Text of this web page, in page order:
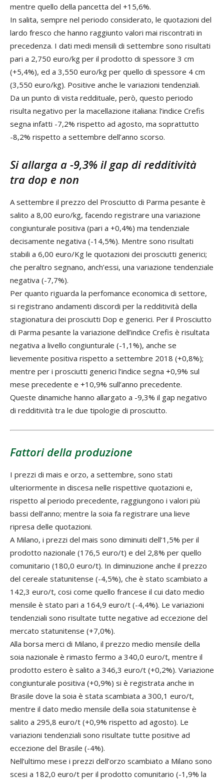
mentre quello della pancetta del +15,6%.
In salita, sempre nel periodo considerato, le quotazioni del
lardo fresco che hanno raggiunto valori mai riscontrati in
precedenza. I dati medi mensili di settembre sono risultati
pari a 2,750 euro/kg per il prodotto di spessore 3 cm
(+5,4%), ed a 3,550 euro/kg per quello di spessore 4 cm
(3,550 euro/kg). Positive anche le variazioni tendenziali.
Da un punto di vista reddituale, però, questo periodo
risulta negativo per la macellazione italiana: l’indice Crefis
segna infatti -7,2% rispetto ad agosto, ma soprattutto
-8,2% rispetto a settembre dell’anno scorso.
Si allarga a -9,3% il gap di redditività
tra dop e non
A settembre il prezzo del Prosciutto di Parma pesante è
salito a 8,00 euro/kg, facendo registrare una variazione
congiunturale positiva (pari a +0,4%) ma tendenziale
decisamente negativa (-14,5%). Mentre sono risultati
stabili a 6,00 euro/Kg le quotazioni dei prosciutti generici;
che peraltro segnano, anch’essi, una variazione tendenziale
negativa (-7,7%).
Per quanto riguarda la perfomance economica di settore,
si registrano andamenti discordi per la redditività della
stagionatura dei prosciutti Dop e generici. Per il Prosciutto
di Parma pesante la variazione dell’indice Crefis è risultata
negativa a livello congiunturale (-1,1%), anche se
lievemente positiva rispetto a settembre 2018 (+0,8%);
mentre per i prosciutti generici l’indice segna +0,9% sul
mese precedente e +10,9% sull’anno precedente.
Queste dinamiche hanno allargato a -9,3% il gap negativo
di redditività tra le due tipologie di prosciutto.
Fattori della produzione
I prezzi di mais e orzo, a settembre, sono stati
ulteriormente in discesa nelle rispettive quotazioni e,
rispetto al periodo precedente, raggiungono i valori più
bassi dell’anno; mentre la soia fa registrare una lieve
ripresa delle quotazioni.
A Milano, i prezzi del mais sono diminuiti dell’1,5% per il
prodotto nazionale (176,5 euro/t) e del 2,8% per quello
comunitario (180,0 euro/t). In diminuzione anche il prezzo
del cereale statunitense (-4,5%), che è stato scambiato a
142,3 euro/t, cosi come quello francese il cui dato medio
mensile è stato pari a 164,9 euro/t (-4,4%). Le variazioni
tendenziali sono risultate tutte negative ad eccezione del
mercato statunitense (+7,0%).
Alla borsa merci di Milano, il prezzo medio mensile della
soia nazionale è rimasto fermo a 340,0 euro/t, mentre il
prodotto estero è salito a 346,3 euro/t (+0,2%). Variazione
congiunturale positiva (+0,9%) si è registrata anche in
Brasile dove la soia è stata scambiata a 300,1 euro/t,
mentre il dato medio mensile della soia statunitense è
salito a 295,8 euro/t (+0,9% rispetto ad agosto). Le
variazioni tendenziali sono risultate tutte positive ad
eccezione del Brasile (-4%).
Nell’ultimo mese i prezzi dell’orzo scambiato a Milano sono
scesi a 182,0 euro/t per il prodotto comunitario (-1,9% la